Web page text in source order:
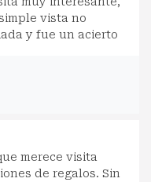
vista no
y fue un acierto
merece visita
de regalos. Sin